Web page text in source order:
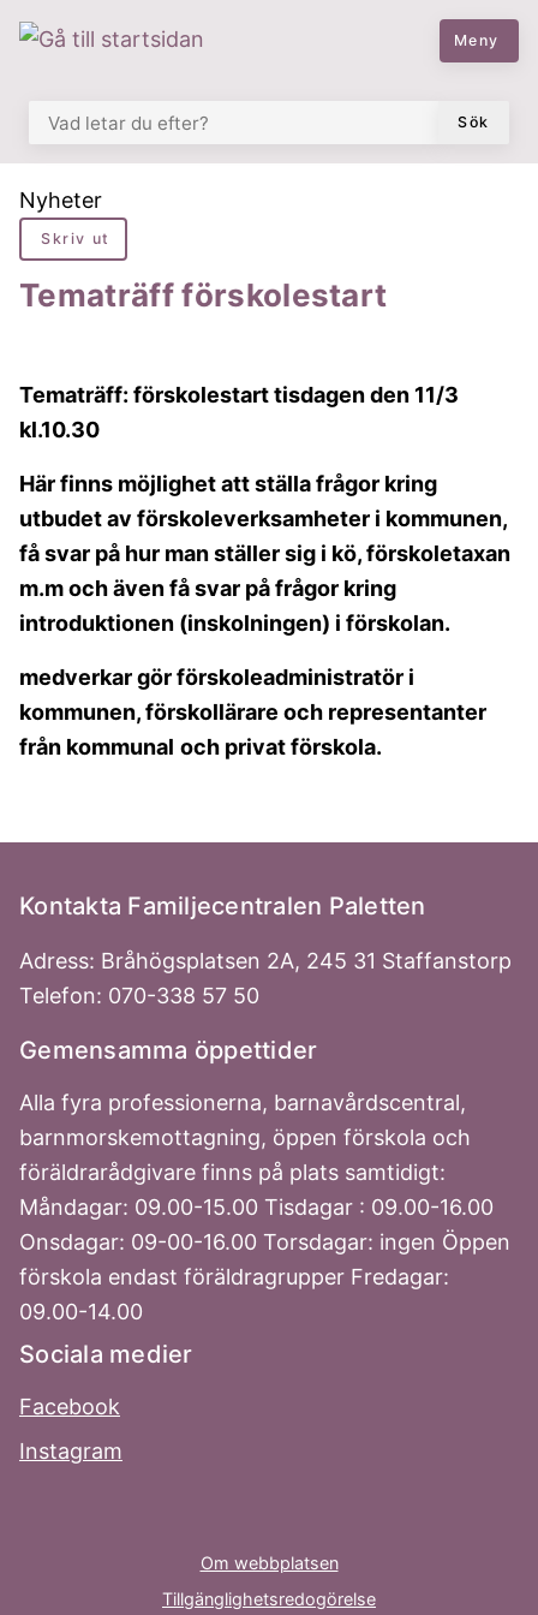
till innehåll
till huvudmeny Meny
Sök
Du är här:
Nyheter
Skriv ut
Tematräff förskolestart
Tematräff: förskolestart tisdagen den 11/3
kl.10.30
Här finns möjlighet att ställa frågor kring
utbudet av förskoleverksamheter i kommunen,
få svar på hur man ställer sig i kö, förskoletaxan
m.m och även få svar på frågor kring
introduktionen (inskolningen) i förskolan.
medverkar gör förskoleadministratör i
kommunen, förskollärare och representanter
från kommunal och privat förskola.
Kontakta Familjecentralen Paletten
Adress: Bråhögsplatsen 2A, 245 31 Staffanstorp
Telefon: 070-338 57 50
Gemensamma öppettider
Alla fyra professionerna, barnavårdscentral,
barnmorskemottagning, öppen förskola och
föräldrarådgivare finns på plats samtidigt:
Måndagar: 09.00-15.00 Tisdagar : 09.00-16.00
Onsdagar: 09-00-16.00 Torsdagar: ingen Öppen
förskola endast föräldragrupper Fredagar:
09.00-14.00
Sociala medier
Facebook
Instagram
Om webbplatsen
Tillgänglighetsredogörelse